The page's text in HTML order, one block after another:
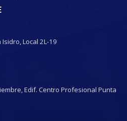
Local 2L-19
Edif. Centro Profesional Punta